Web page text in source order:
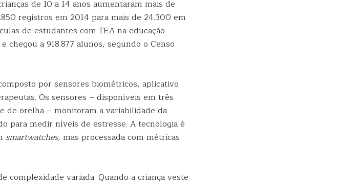
de 10 a 14 anos aumentaram mais de
registros em 2014 para mais de 24.300 em
de estudantes com TEA na educação
a 918.877 alunos, segundo o Censo
por sensores biométricos, aplicativo
Os sensores – disponíveis em três
de orelha – monitoram a variabilidade da
para medir níveis de estresse. A tecnologia é
smartwatches, mas processada com métricas
complexidade variada. Quando a criança veste